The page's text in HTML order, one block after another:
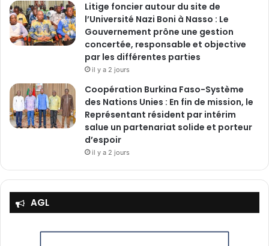
Litige foncier autour du site de
l’Université Nazi Boni à Nasso : Le
Gouvernement prône une gestion
concertée, responsable et objective
par les différentes parties
il y a 2 jours
‎Coopération Burkina Faso-Système
des Nations Unies : En fin de mission, le
Représentant résident par intérim
salue un partenariat solide et porteur
d’espoir
il y a 2 jours
AGL